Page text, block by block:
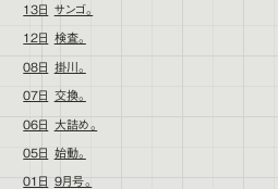
13日 サンゴ。
12日 検査。
08日 掛川。
07日 交換。
06日 大詰め。
05日 始動。
01日 9月号。